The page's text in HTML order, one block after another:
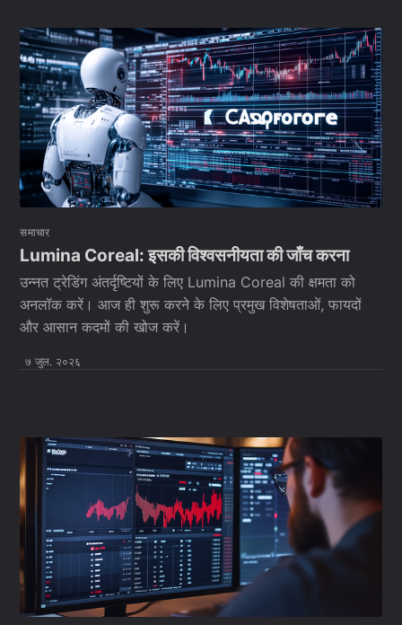
समाचार
Lumina Coreal: इसकी विश्वसनीयता की जाँच करना
उन्नत ट्रेडिंग अंतर्दृष्टियों के लिए Lumina Coreal की क्षमता को
अनलॉक करें। आज ही शुरू करने के लिए प्रमुख विशेषताओं, फायदों
और आसान कदमों की खोज करें।
७ जुल. २०२६